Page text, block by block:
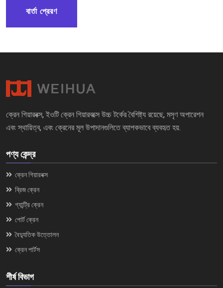
বার্তা প্রেরণ
ক্রেন গিয়ারবক্স, ইওটি ক্রেন গিয়ারবক্সে উচ্চ টর্কের বৈশিষ্ট্য রয়েছে, মসৃণ অপারেশন
এবং স্থায়িত্ব, এবং ক্রেনের মূল উপাদানগুলিতে ব্যাপকভাবে ব্যবহৃত হয়.
পণ্য কেন্দ্র
ক্রেন গিয়ারবক্স
ব্রিজ ক্রেন
গ্যান্ট্রি ক্রেন
পোর্ট ক্রেন
বৈদ্যুতিক উত্তোলন
ক্রেন পার্টস
শীর্ষ বিভাগ